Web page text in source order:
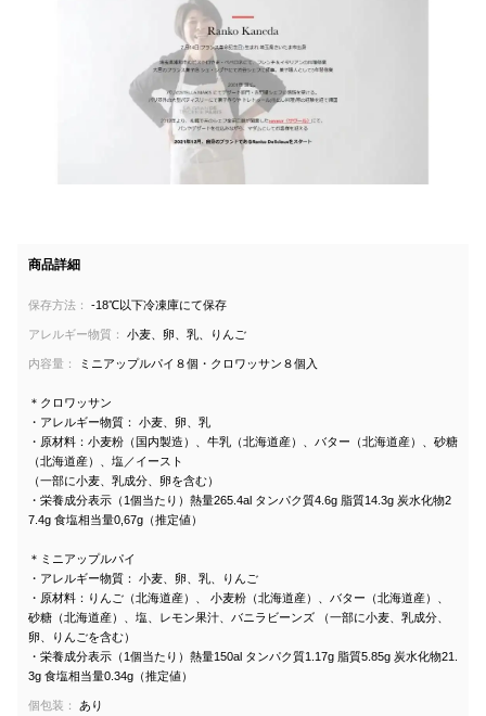
商品詳細
保存方法： -18℃以下冷凍庫にて保存
アレルギー物質： 小麦、卵、乳、りんご
内容量： ミニアップルパイ８個・クロワッサン８個入
＊クロワッサン
・アレルギー物質： 小麦、卵、乳
・原材料：小麦粉（国内製造）、牛乳（北海道産）、バター（北海道産）、砂糖
（北海道産）、塩／イースト
（一部に小麦、乳成分、卵を含む）
・栄養成分表示（1個当たり）熱量265.4al タンパク質4.6g 脂質14.3g 炭水化物2
7.4g 食塩相当量0,67g（推定値）
＊ミニアップルパイ
・アレルギー物質： 小麦、卵、乳、りんご
・原材料：りんご（北海道産）、 小麦粉（北海道産）、バター（北海道産）、
砂糖（北海道産）、塩、レモン果汁、バニラビーンズ （一部に小麦、乳成分、
卵、りんごを含む）
・栄養成分表示（1個当たり）熱量150al タンパク質1.17g 脂質5.85g 炭水化物21.
3g 食塩相当量0.34g（推定値）
個包装： あり